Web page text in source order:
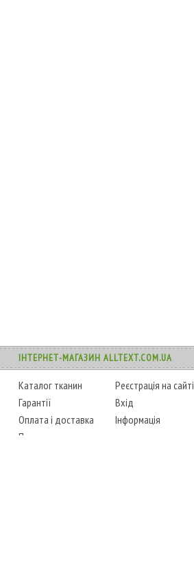
ІНТЕРНЕТ-МАГАЗИН ALLTEXT.COM.UA
Каталог тканин
Гарантії
Оплата і доставка
Повернення товару
Реєстрація на сайті
Вхід
Інформація